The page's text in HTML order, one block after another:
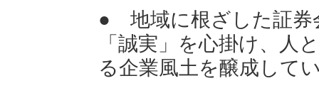
● 地域に根ざした証券
「誠実」を心掛け、人
る企業風土を醸成して